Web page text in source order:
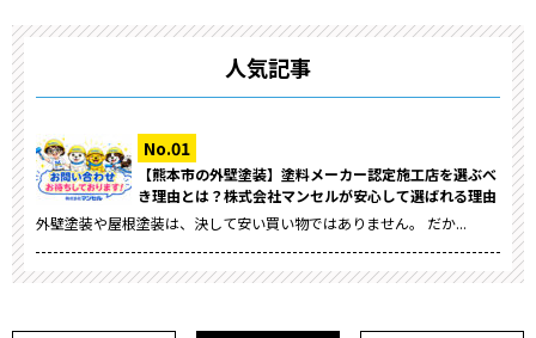
人気記事
【熊本市の外壁塗装】塗料メーカー認定施工店を選ぶべ
き理由とは？株式会社マンセルが安心して選ばれる理由
外壁塗装や屋根塗装は、決して安い買い物ではありません。 だか...